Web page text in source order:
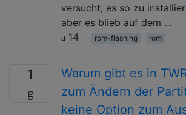
versucht, es so zu
aber es blieb auf dem …
14
rom-flashing rom
1
Warum gibt es in
zum Ändern der
keine Option zum